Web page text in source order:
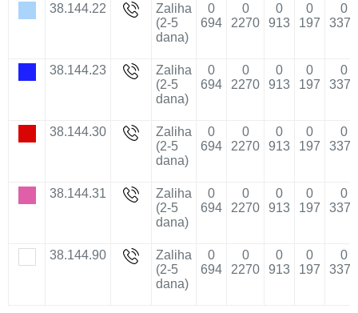
38.144.22
Zaliha
(2-5
dana)
0
694
0
2270
0
913
0
197
0
3373
38.144.23
Zaliha
(2-5
dana)
0
694
0
2270
0
913
0
197
0
3373
38.144.30
Zaliha
(2-5
dana)
0
694
0
2270
0
913
0
197
0
3373
38.144.31
Zaliha
(2-5
dana)
0
694
0
2270
0
913
0
197
0
3373
38.144.90
Zaliha
(2-5
dana)
0
694
0
2270
0
913
0
197
0
3373